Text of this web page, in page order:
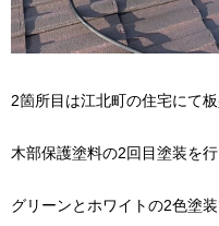
2箇所目は江北町の住宅にて板
木部保護塗料の2回目塗装を行
グリーンとホワイトの2色塗装